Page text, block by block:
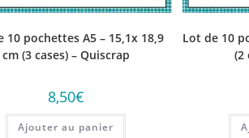
10 pochettes A5 – 15,1x 18,9
cm (3 cases) – Quiscrap
8,50€
Ajouter au panier
Lot de 10
(2